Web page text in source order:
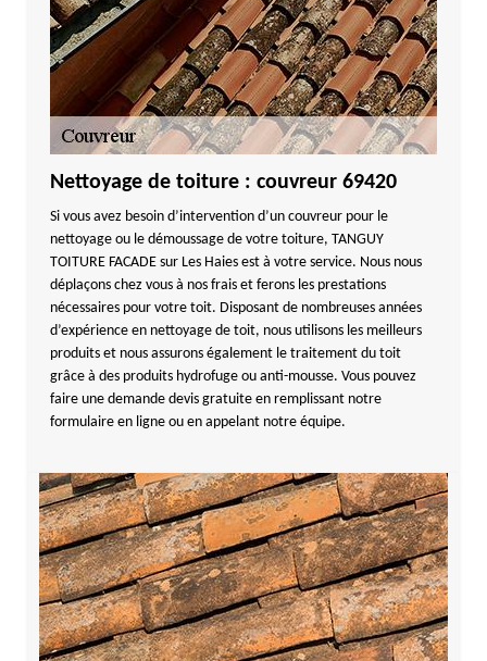
Nettoyage de toiture : couvreur 69420
Si vous avez besoin d’intervention d’un couvreur pour le
nettoyage ou le démoussage de votre toiture, TANGUY
TOITURE FACADE sur Les Haies est à votre service. Nous nous
déplaçons chez vous à nos frais et ferons les prestations
nécessaires pour votre toit. Disposant de nombreuses années
d’expérience en nettoyage de toit, nous utilisons les meilleurs
produits et nous assurons également le traitement du toit
grâce à des produits hydrofuge ou anti-mousse. Vous pouvez
faire une demande devis gratuite en remplissant notre
formulaire en ligne ou en appelant notre équipe.